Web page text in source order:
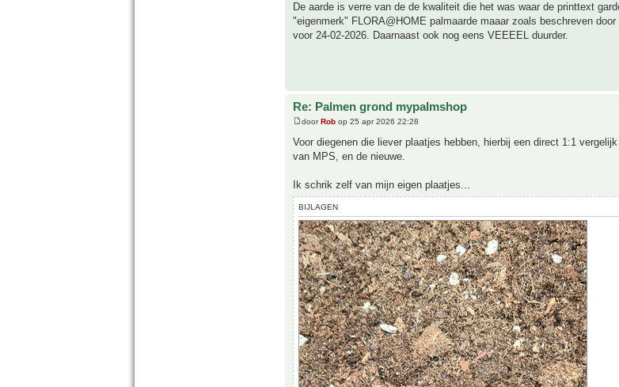
De aarde is verre van de de kwaliteit die het was waar de printtext
"eigenmerk" FLORA@HOME palmaarde maaar zoals beschreven
voor 24-02-2026. Daarnaast ook nog eens VEEEEL duurder.
Re: Palmen grond mypalmshop
door Rob op 25 apr 2026 22:28
Voor diegenen die liever plaatjes hebben, hierbij een direct 1:1
van MPS, en de nieuwe.
Ik schrik zelf van mijn eigen plaatjes...
BIJLAGEN